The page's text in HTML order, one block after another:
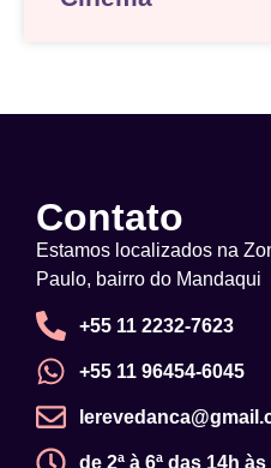
Contato
Estamos localizados na
Paulo, bairro do Mandaqui
+55 11 2232-7623
+55 11 96454-6045
de 2ª à 6ª das 14h às